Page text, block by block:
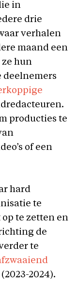
in
drie
verhalen
maand een
hun
deelnemers
producties te
of een
hard
te
te zetten en
de
te
(2023-2024).